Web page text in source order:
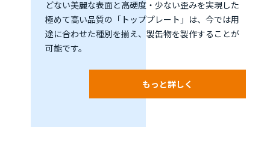
どない美麗な表面と高硬度・少ない歪みを実現した
極めて高い品質の「トッププレート」は、今では用
途に合わせた種別を揃え、製缶物を製作することが
可能です。
もっと詳しく